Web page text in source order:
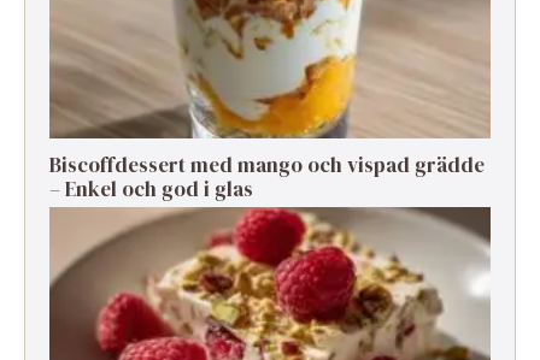
Biscoffdessert med mango och vispad grädde
– Enkel och god i glas